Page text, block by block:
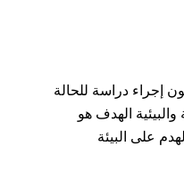
إجراء دراسة للحالة
الهدف هو
على البيئة